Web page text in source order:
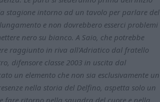
stagione intorno ad un tavolo per parlare del
e non dovrebbero esserci problemi
nero su bianco. A Saio, che potrebbe
raggiunto in riva all'Adriatico dal fratello
difensore classe 2003 in uscita dal
un elemento che non sia esclusivamente un
nella storia del Delfino, aspetta solo un
fare ritorno nella squadra del cuore e nella